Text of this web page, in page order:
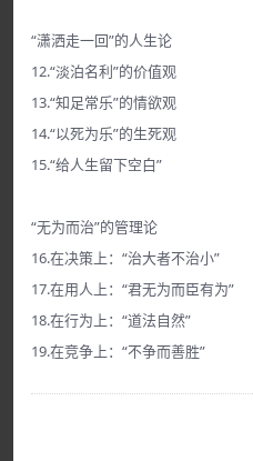
“潇洒走一回”的人生论
12.“淡泊名利”的价值观
13.“知足常乐”的情欲观
14.“以死为乐”的生死观
15.“给人生留下空白”
“无为而治”的管理论
16.在决策上：“治大者不治小”
17.在用人上：“君无为而臣有为”
18.在行为上：“道法自然”
19.在竞争上：“不争而善胜”